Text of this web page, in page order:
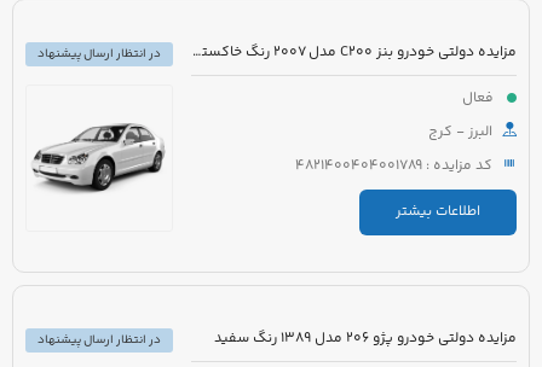
مزایده دولتی خودرو بنز C200 مدل 2007 رنگ خاکستری
فعال
البرز - کرج
کد مزایده : 4821400404001789
اطلاعات بیشتر
در انتظار ارسال پیشنهاد
مزایده دولتی خودرو پژو 206 مدل 1389 رنگ سفید
در انتظار ارسال پیشنهاد